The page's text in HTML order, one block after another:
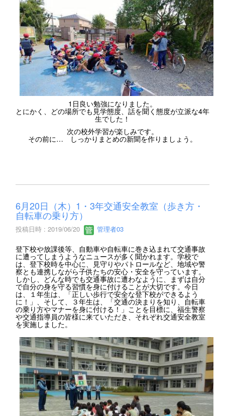
1日良い勉強になりました。
とにかく、どの場所でも見学態度、話を聞く態度が立派な4年
生でした！
次の校外学習が楽しみです。
その前に… しっかりまとめの新聞を作りましょう。
6月20日（木）1・3年交通安全教室（歩き方・
自転車の乗り方）
投稿日時 : 2019/06/20 管理者03
登下校や放課後等、自動車や自転車に巻き込まれて交通事故
に遭ってしまうようなニュースが多く聞かれます。学校で
は、登下校時を中心に、見守りやパトロールなど、地域や警
察とも連携しながら子供たちの安心・安全を守っています。
しかし、どんな時でも交通事故に遭わなように、まずは自分
で自分の身を守る習慣を身に付けることが大切です。今日
は、１年生は、「正しい歩行で安全な登下校ができるよう
に！」、そして、３年生は、「交通の決まりを知り、自転車
の乗り方やマナーを身に付ける！」ことを目標に、福生警察
や交通指導員の皆様に来ていただき、それぞれ交通安全教室
を実施しました。